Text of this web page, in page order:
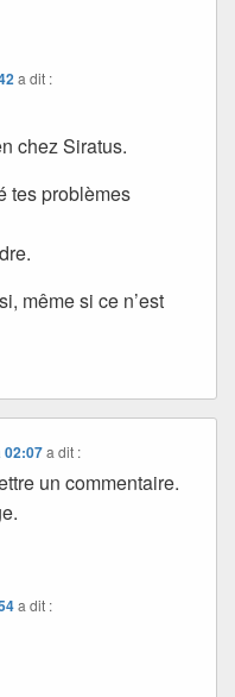
a dit :
chez Siratus.
tes problèmes
même si ce n’est
02:07 a dit :
un commentaire.
a dit :